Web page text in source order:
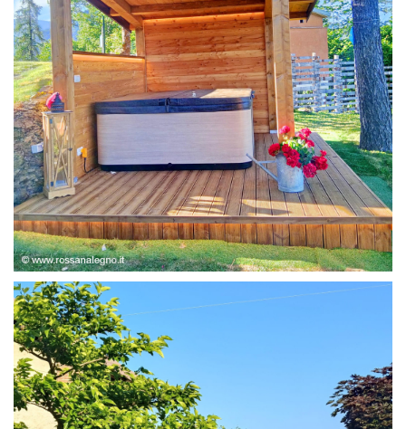
STRUTTURA ABETE LAMELLARE, RIVESTIMENTO IN
LARICE,